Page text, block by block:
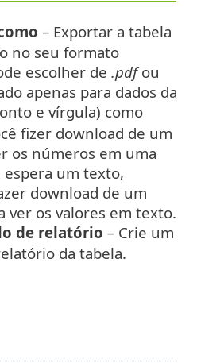
– Exportar a tabela
no seu formato
escolher de .pdfou
apenas para dados da
e vírgula) como
fizer download de um
os números em uma
espera um texto,
download de um
ver os valores em texto.
de relatório – Crie um
da tabela.